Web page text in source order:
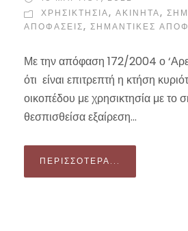
ΧΡΗΣΙΚΤΗΣΊΑ, ΑΚΙΝΗΤΑ,
ΑΠΟΦΆΣΕΙΣ, ΣΗΜΑΝΤΙΚΈΣ
Με την απόφαση 172/2004 ο
ότι είναι επιτρεπτή η κτήση
οικοπέδου με χρησικτησία με το
θεσπισθείσα εξαίρεση...
ΠΕΡΙΣΣΌΤΕΡΑ...